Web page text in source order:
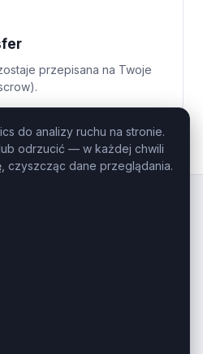
przepisana na Twoje
do analizy ruchu na stronie.
odrzucić — w każdej chwili
czyszcząc dane przeglądania.